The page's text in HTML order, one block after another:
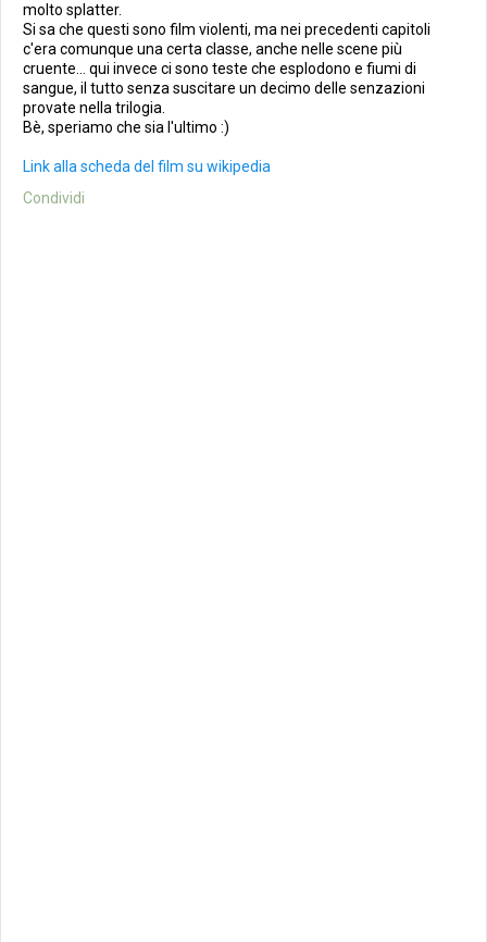
molto splatter.
Si sa che questi sono film violenti, ma nei precedenti capitoli
c'era comunque una certa classe, anche nelle scene più
cruente... qui invece ci sono teste che esplodono e fiumi di
sangue, il tutto senza suscitare un decimo delle senzazioni
provate nella trilogia.
Bè, speriamo che sia l'ultimo :)
Link alla scheda del film su wikipedia
Condividi